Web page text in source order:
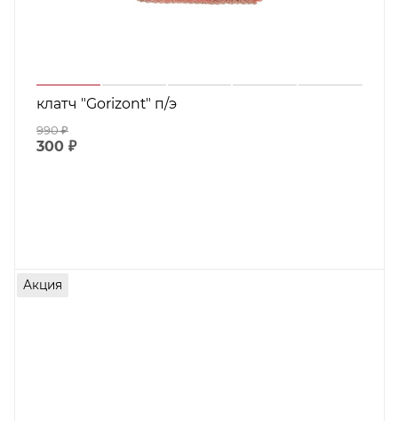
клатч "Gorizont" п/э
990₽
300 ₽
Акция